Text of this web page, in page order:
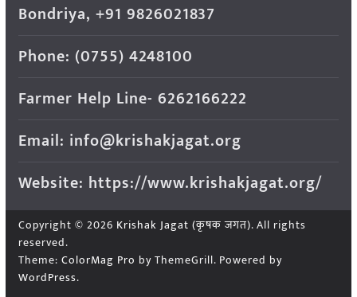
Bondriya, +91 9826021837
Phone: (0755) 4248100
Farmer Help Line- 6262166222
Email: info@krishakjagat.org
Website: https://www.krishakjagat.org/
Copyright © 2026 Krishak Jagat (कृषक जगत). All rights
reserved.
Theme: ColorMag Pro by ThemeGrill. Powered by
WordPress.